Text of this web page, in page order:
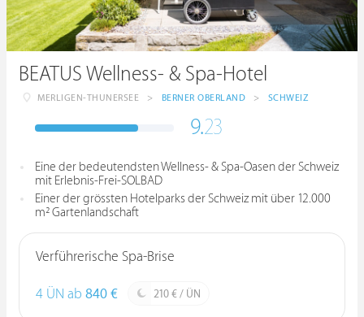
BEATUS Wellness- & Spa-Hotel
MERLIGEN-THUNERSEE > BERNER OBERLAND > SCHWEIZ
9.23
Eine der bedeutendsten Wellness- & Spa-Oasen der Schweiz
mit Erlebnis-Frei-SOLBAD
Einer der grössten Hotelparks der Schweiz mit über 12.000
m² Gartenlandschaft
Verführerische Spa-Brise
4 ÜN ab 840 € 210 € / ÜN